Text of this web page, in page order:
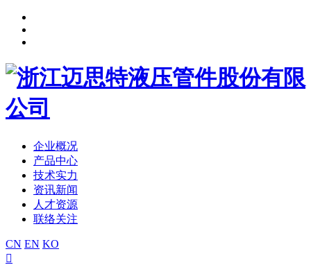
企业概况
产品中心
技术实力
资讯新闻
人才资源
联络关注
CN EN KO
